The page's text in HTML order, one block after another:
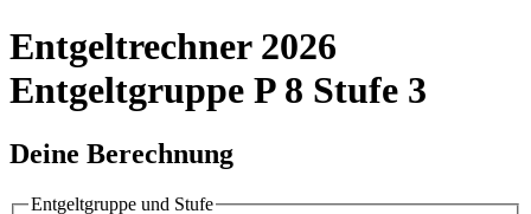
Entgeltrechner 2026
Entgeltgruppe P 8 Stufe 3
Deine Berechnung
Entgeltgruppe und Stufe